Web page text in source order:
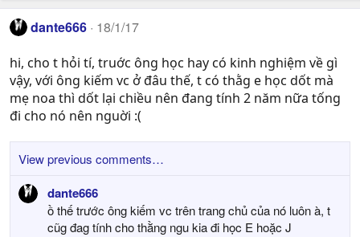
dante666 18/1/17
hi, cho t hỏi tí, truớc ông học hay có kinh nghiệm về gì
vậy, với ông kiếm vc ở đâu thế, t có thằg e học dốt mà
mẹ noa thì dốt lại chiều nên đang tính 2 năm nữa tống
đi cho nó nên nguời :(
View previous comments…
dante666
ồ thế trước ông kiếm vc trên trang chủ của nó luôn à, t
cũg đag tính cho thằng ngu kia đi học E hoặc J